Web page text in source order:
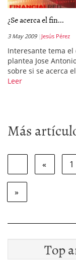
¿Se acerca el fin...
3 May 2009 Jesús Pérez
Interesante tema el
plantea Jose
sobre si se acerca
Leer
Más
« 1
»
Top